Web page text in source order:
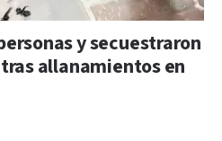
y secuestraron
allanamientos en